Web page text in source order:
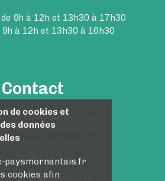
9h à 12h et 13h30 à 17h30
9h à 12h et 13h30 à 16h30
Contact
- Le clos Fournereau
du Pays Mornantais
69440 MORNANT
: 04 78 44 14 39
de cookies et
données
paysmornantais.fr
cookies afin